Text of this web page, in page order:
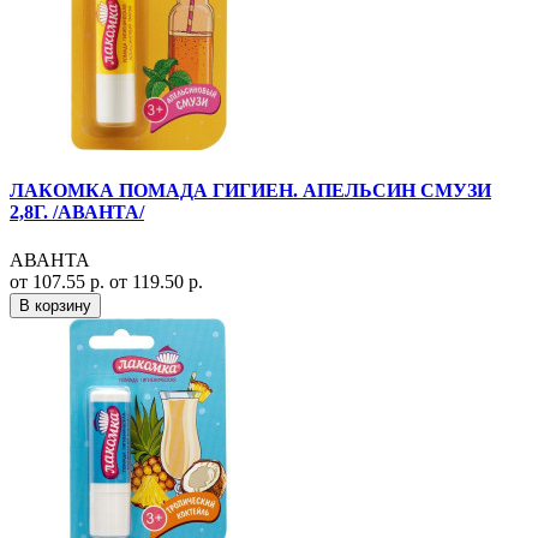
ЛАКОМКА ПОМАДА ГИГИЕН. АПЕЛЬСИН СМУЗИ
2,8Г. /АВАНТА/
АВАНТА
от 107.55 р. от 119.50 р.
В корзину